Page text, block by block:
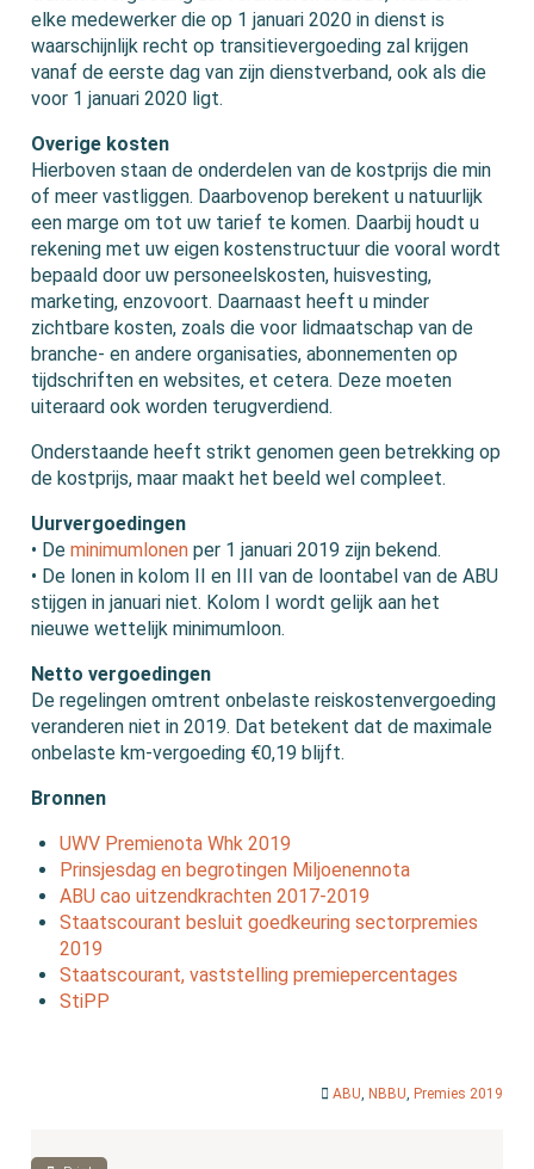
elke medewerker die op 1 januari 2020 in dienst is
waarschijnlijk recht op transitievergoeding zal krijgen
vanaf de eerste dag van zijn dienstverband, ook als die
voor 1 januari 2020 ligt.
Overige kosten
Hierboven staan de onderdelen van de kostprijs die min
of meer vastliggen. Daarbovenop berekent u natuurlijk
een marge om tot uw tarief te komen. Daarbij houdt u
rekening met uw eigen kostenstructuur die vooral wordt
bepaald door uw personeelskosten, huisvesting,
marketing, enzovoort. Daarnaast heeft u minder
zichtbare kosten, zoals die voor lidmaatschap van de
branche- en andere organisaties, abonnementen op
tijdschriften en websites, et cetera. Deze moeten
uiteraard ook worden terugverdiend.
Onderstaande heeft strikt genomen geen betrekking op
de kostprijs, maar maakt het beeld wel compleet.
Uurvergoedingen
• Deminimumlonen per 1 januari 2019 zijn bekend.
• De lonen in kolom II en III van de loontabel van de ABU
stijgen in januari niet. Kolom I wordt gelijk aan het
nieuwe wettelijk minimumloon.
Netto vergoedingen
De regelingen omtrent onbelaste reiskostenvergoeding
veranderen niet in 2019. Dat betekent dat de maximale
onbelaste km-vergoeding €0,19 blijft.
Bronnen
UWV Premienota Whk 2019
Prinsjesdag en begrotingen Miljoenennota
ABU cao uitzendkrachten 2017-2019
Staatscourant besluit goedkeuring sectorpremies
2019
Staatscourant, vaststelling premiepercentages
StiPP
ABU, NBBU, Premies 2019